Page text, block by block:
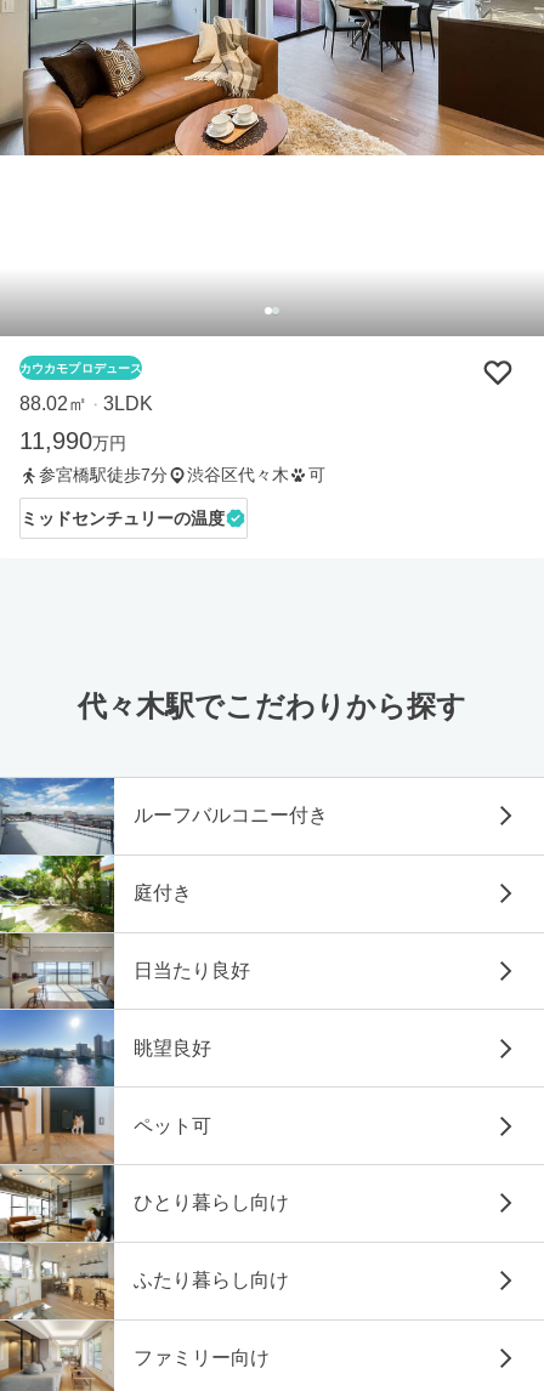
カウカモプロデュース
88.02㎡ ・ 3LDK
11,990万円
参宮橋駅徒歩7分
渋谷区代々木 可
ミッドセンチュリーの温度
代々木駅でこだわりから探す
ルーフバルコニー付き
庭付き
日当たり良好
眺望良好
ペット可
ひとり暮らし向け
ふたり暮らし向け
ファミリー向け